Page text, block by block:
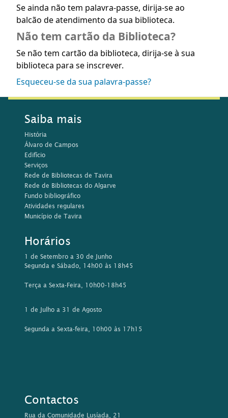
Se ainda não tem palavra-passe, dirija-se ao
balcão de atendimento da sua biblioteca.
Não tem cartão da Biblioteca?
Se não tem cartão da biblioteca, dirija-se à sua
biblioteca para se inscrever.
Esqueceu-se da sua palavra-passe?
Saiba mais
História
Álvaro de Campos
Edifício
Serviços
Rede de Bibliotecas de Tavira
Rede de Bibliotecas do Algarve
Fundo bibliográfico
Atividades regulares
Município de Tavira
Horários
1 de Setembro a 30 de Junho
Segunda e Sábado, 14h00 às 18h45
Terça a Sexta-Feira, 10h00-18h45
1 de Julho a 31 de Agosto
Segunda a Sexta-feira, 10h00 às 17h15
Contactos
Rua da Comunidade Lusíada, 21